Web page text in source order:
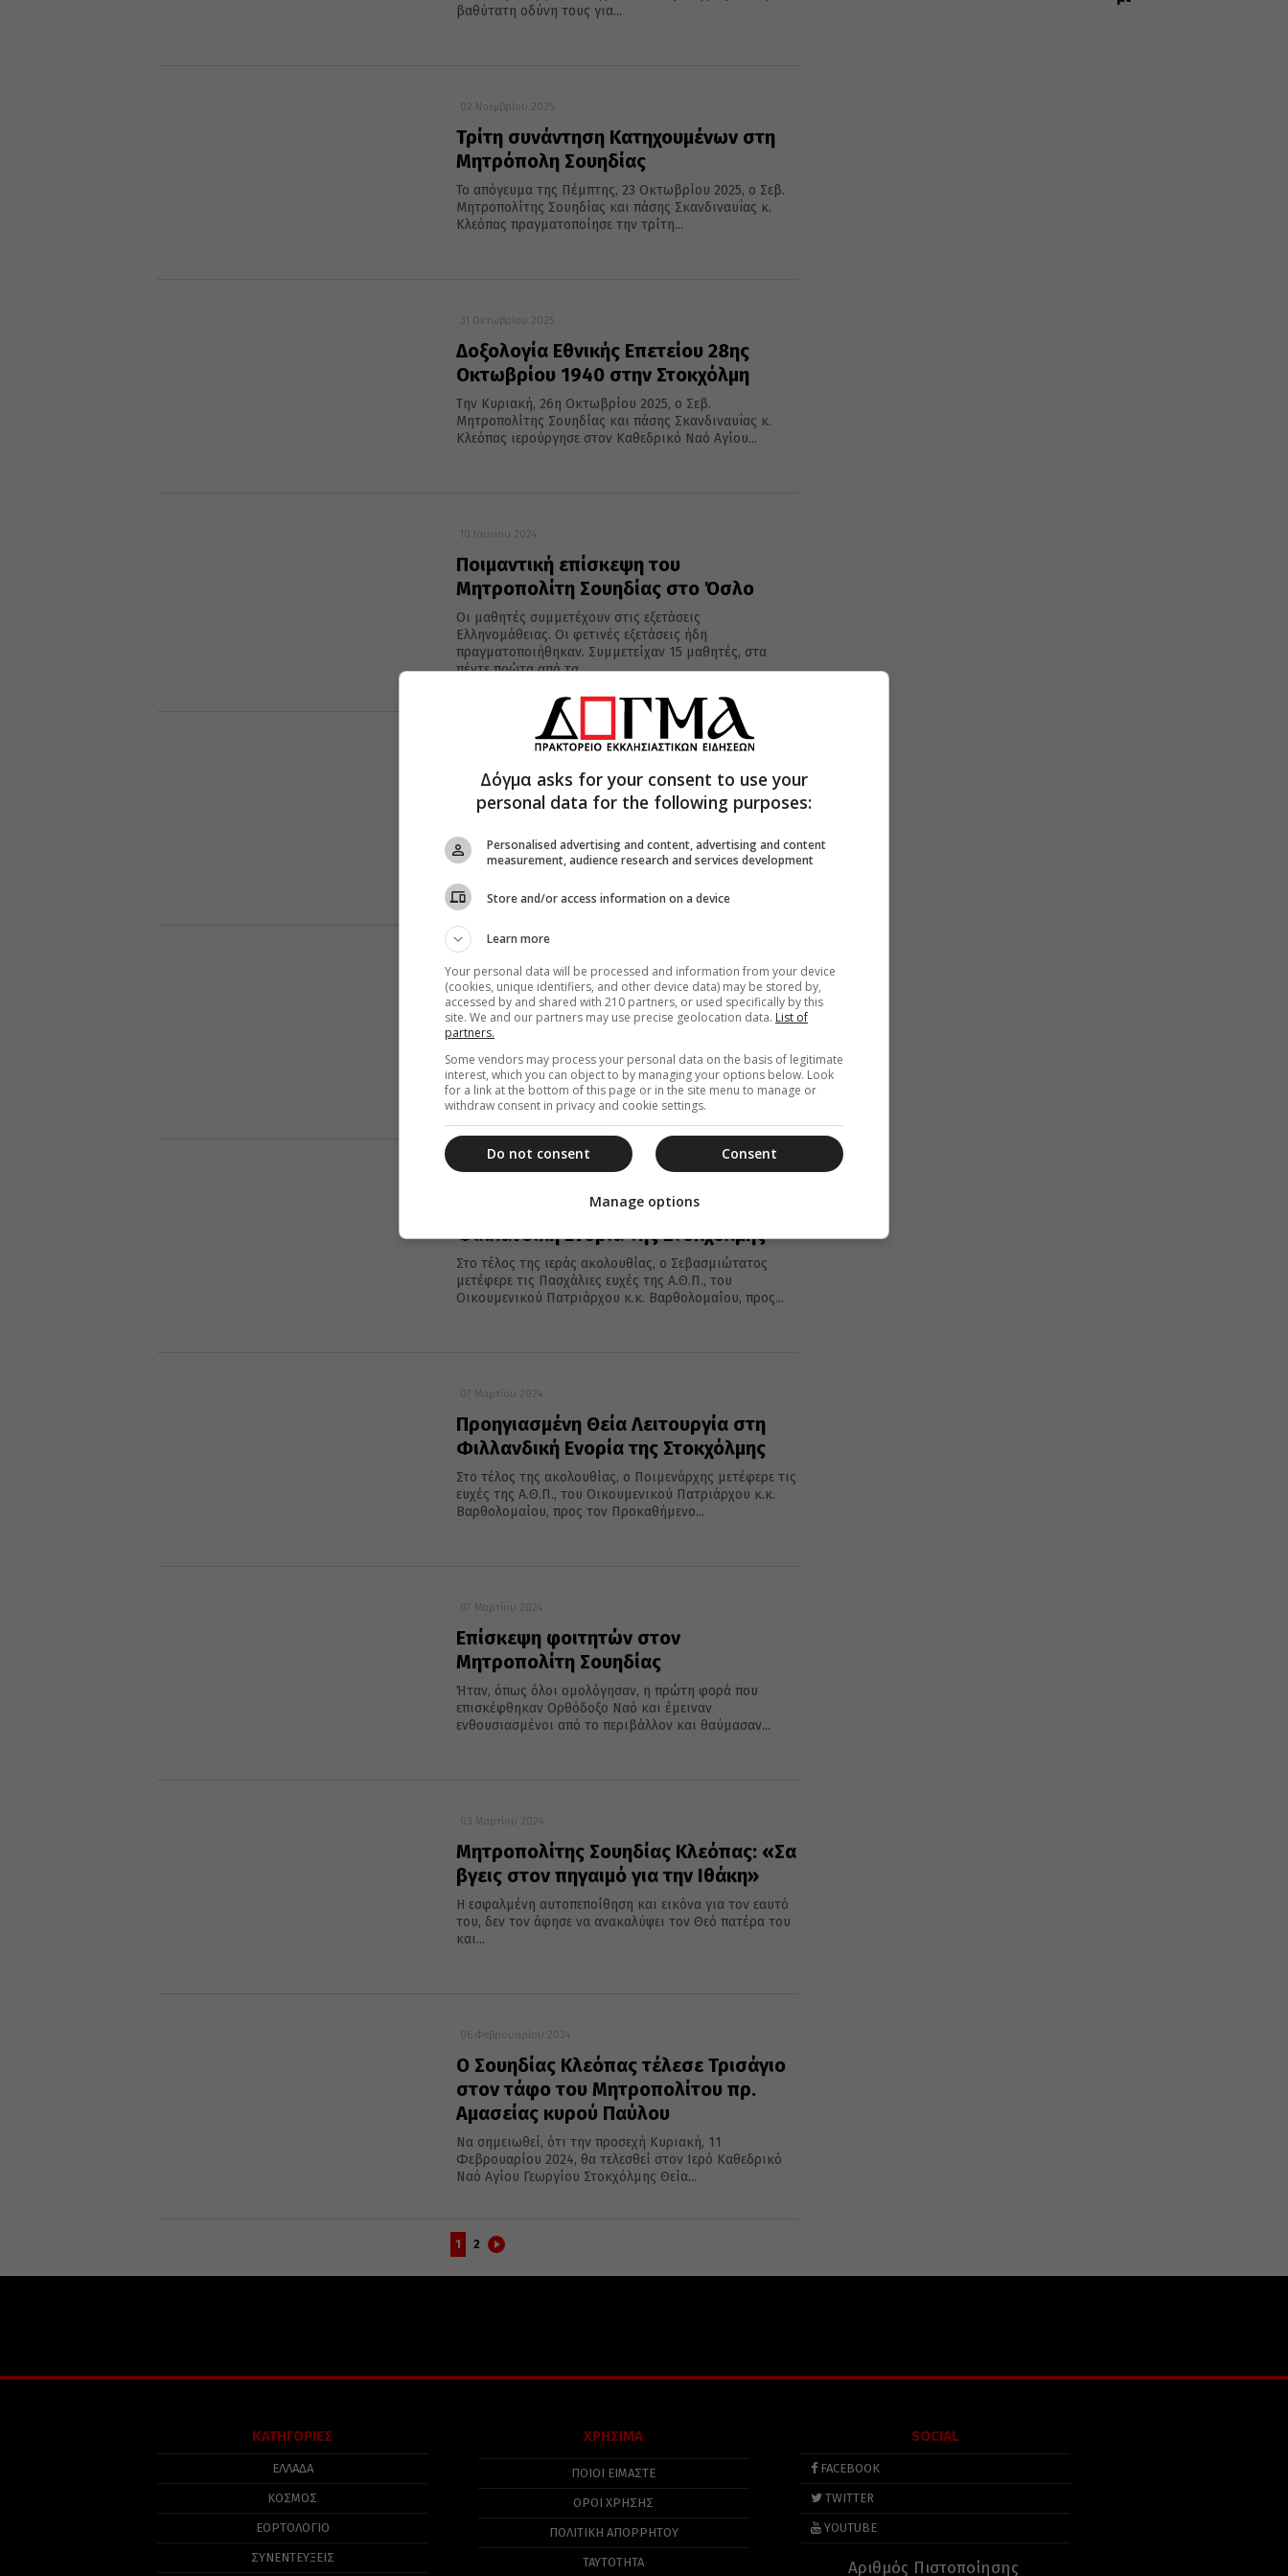
βαθύτατη οδύνη τους για...
02 Νοεμβρίου 2025
Τρίτη συνάντηση Κατηχουμένων στη
Μητρόπολη Σουηδίας
Το απόγευμα της Πέμπτης, 23 Οκτωβρίου 2025, ο Σεβ.
Μητροπολίτης Σουηδίας και πάσης Σκανδιναυΐας κ.
Κλεόπας πραγματοποίησε την τρίτη...
31 Οκτωβρίου 2025
Δοξολογία Εθνικής Επετείoυ 28ης
Οκτωβρίου 1940 στην Στοκχόλμη
Την Κυριακή, 26η Οκτωβρίου 2025, ο Σεβ.
Μητροπολίτης Σουηδίας και πάσης Σκανδιναυΐας κ.
Κλεόπας ιερούργησε στον Καθεδρικό Ναό Αγίου...
10 Ιουνίου 2024
Ποιμαντική επίσκεψη του
Μητροπολίτη Σουηδίας στο Όσλο
Οι μαθητές συμμετέχουν στις εξετάσεις
Ελληνομάθειας. Οι φετινές εξετάσεις ήδη
πραγματοποιήθηκαν. Συμμετείχαν 15 μαθητές, στα
πέντε πρώτα από τα...
Επέτειος δεκαετούς αρχιερατείας
Μητροπολίτου Σουηδίας Κλεόπα
Η Θεία Λειτουργία μεταδόθηκε ζωντανά από το
Facebookpageτης Ι. Μητροπόλεως Σουηδίας, με
πρωτοβουλία του κ. Νικολάου Κίτσιου.
01 Μαΐου 2024
Χειροτονία Πρεσβυτέρου στη
Μητρόπολη Σουηδίας (ΦΩΤΟ)
κόσμο που κυβερνά το συμφέρον, που ο εγωισμός...
Η Μεγάλη Παρασκευή στην
Φιλλανδική Ενορία της Στοκχόλμης
Στο τέλος της ιεράς ακολουθίας, ο Σεβασμιώτατος
μετέφερε τις Πασχάλιες ευχές της Α.Θ.Π., του
Οικουμενικού Πατριάρχου κ.κ. Βαρθολομαίου, προς...
07 Μαρτίου 2024
Προηγιασμένη Θεία Λειτουργία στη
Φιλλανδική Ενορία της Στοκχόλμης
Στο τέλος της ακολουθίας, ο Ποιμενάρχης μετέφερε τις
ευχές της Α.Θ.Π., του Οικουμενικού Πατριάρχου κ.κ.
Βαρθολομαίου, προς τον Προκαθήμενο...
07 Μαρτίου 2024
Επίσκεψη φοιτητών στον
Μητροπολίτη Σουηδίας
Ήταν, όπως όλοι ομολόγησαν, η πρώτη φορά που
επισκέφθηκαν Ορθόδοξο Ναό και έμειναν
ενθουσιασμένοι από το περιβάλλον και θαύμασαν...
03 Μαρτίου 2024
Μητροπολίτης Σουηδίας Κλεόπας: «Σα
βγεις στον πηγαιμό για την Ιθάκη»
Η εσφαλμένη αυτοπεποίθηση και εικόνα για τον εαυτό
του, δεν τον άφησε να ανακαλύψει τον Θεό πατέρα του
και...
06 Φεβρουαρίου 2024
Ο Σουηδίας Κλεόπας τέλεσε Τρισάγιο
στον τάφο του Μητροπολίτου πρ.
Αμασείας κυρού Παύλου
Να σημειωθεί, ότι την προσεχή Κυριακή, 11
Φεβρουαρίου 2024, θα τελεσθεί στον Ιερό Καθεδρικό
Ναό Αγίου Γεωργίου Στοκχόλμης Θεία...
1 2
ΚΑΤΗΓΟΡΙΕΣ
ΕΛΛΑΔΑ
ΚΟΣΜΟΣ
ΕΟΡΤΟΛΟΓΙΟ
ΣΥΝΕΝΤΕΥΞΕΙΣ
ΧΡΗΣΙΜΑ
ΠΟΙΟΙ ΕΙΜΑΣΤΕ
ΟΡΟΙ ΧΡΗΣΗΣ
ΠΟΛΙΤΙΚΉ ΑΠΟΡΡΉΤΟΥ
ΤΑΥΤΟΤΗΤΑ
SOCIAL
FACEBOOK
TWITTER
YOUTUBE
Αριθμός Πιστοποίησης
Δόγμα asks for your consent to use your
personal data for the following purposes:
Personalised advertising and content, advertising and content
measurement, audience research and services development
Store and/or access information on a device
Learn more
Your personal data will be processed and information from your device
(cookies, unique identifiers, and other device data) may be stored by,
accessed by and shared with 210 partners, or used specifically by this
site. We and our partners may use precise geolocation data. List of
partners.
Some vendors may process your personal data on the basis of legitimate
interest, which you can object to by managing your options below. Look
for a link at the bottom of this page or in the site menu to manage or
withdraw consent in privacy and cookie settings.
Consent
Do not consent
Manage options